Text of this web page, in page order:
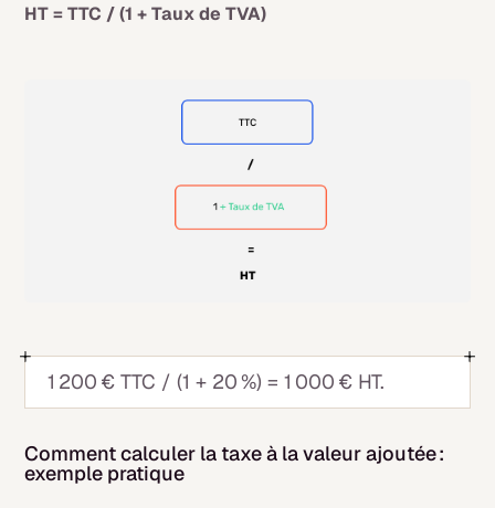
HT = TTC / (1 + Taux de TVA)
1 200 € TTC / (1 + 20 %) = 1 000 € HT.
Comment calculer la taxe à la valeur ajoutée :
exemple pratique